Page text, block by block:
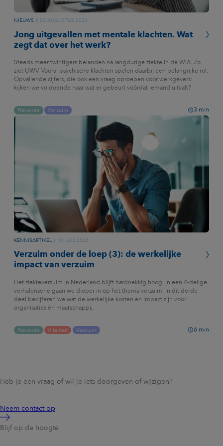
NIEUWS 03 AUGUSTUS 2026
Jong uitgevallen met mentale klachten. Wat
zegt dat over het werk?
Steeds meer twintigers belanden na langdurige ziekte in de WIA. Zo
ziet UWV. Vooral psychische klachten spelen daarbij een belangrijke rol.
Opvallende cijfers, die ook een vraag oproepen voor werkgevers:
kijken we voldoende naar wat er gebeurt vóórdat iemand uitvalt?
Preventie Verzuim 3 min
KENNISARTIKEL 16 JULI 2026
Verzuim onder de loep (3): de werkelijke
impact van verzuim
Het ziekteverzuim in Nederland blijft hardnekkig hoog. In een 4-delige
verhalenserie gaan we dieper in op het thema verzuim. In dit derde
deel becijferen we wat de werkelijke kosten en impact zijn voor
organisaties én maatschappij.
Preventie Vitaliteit Verzuim 6 min
Heb je een vraag of wil je iets doorgeven of wijzigen?
Neem contact op
Blijf op de hoogte